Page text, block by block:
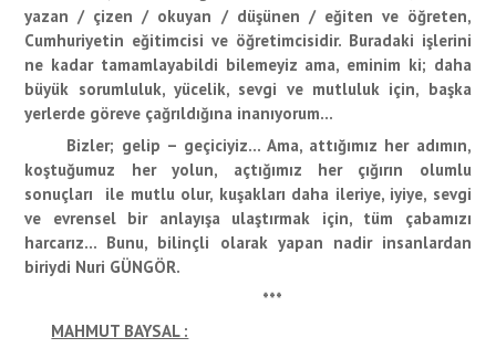
yazan / çizen / okuyan / düşünen / eğiten ve öğreten,
Cumhuriyetin eğitimcisi ve öğretimcisidir. Buradaki işlerini
ne kadar tamamlayabildi bilemeyiz ama, eminim ki; daha
büyük sorumluluk, yücelik, sevgi ve mutluluk için, başka
yerlerde göreve çağrıldığına inanıyorum…
Bizler; gelip – geçiciyiz… Ama, attığımız her adımın,
koştuğumuz her yolun, açtığımız her çığırın olumlu
sonuçları ile mutlu olur, kuşakları daha ileriye, iyiye, sevgi
ve evrensel bir anlayışa ulaştırmak için, tüm çabamızı
harcarız… Bunu, bilinçli olarak yapan nadir insanlardan
biriydi Nuri GÜNGÖR.
***
MAHMUT BAYSAL :